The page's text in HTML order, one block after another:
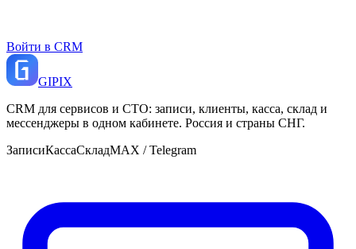
Войти в CRM
GIPIX
CRM для сервисов и СТО: записи, клиенты, касса, склад и
мессенджеры в одном кабинете. Россия и страны СНГ.
ЗаписиКассаСкладMAX / Telegram